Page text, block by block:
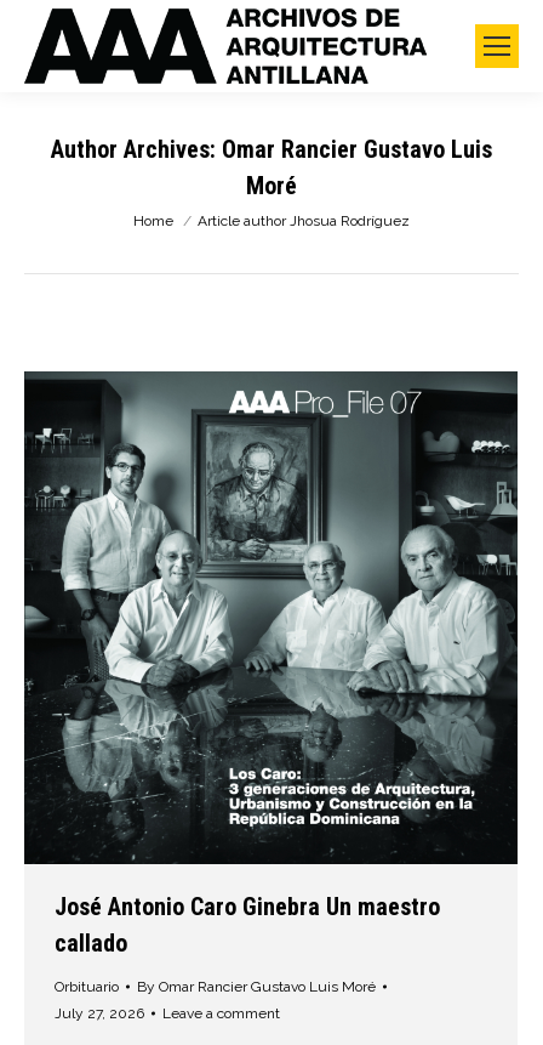
Author Archives: Omar Rancier Gustavo Luis
Moré
You are here:
Home Article author Jhosua Rodríguez
José Antonio Caro Ginebra Un maestro
callado
Orbituario By Omar Rancier Gustavo Luis Moré
July 27, 2026
Leave a comment